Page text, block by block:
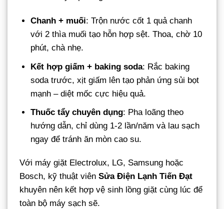
Chanh + muối: Trộn nước cốt 1 quả chanh
với 2 thìa muối tạo hỗn hợp sệt. Thoa, chờ 10
phút, chà nhẹ.
Kết hợp giấm + baking soda: Rắc baking
soda trước, xịt giấm lên tạo phản ứng sủi bọt
mạnh – diệt mốc cực hiệu quả.
Thuốc tẩy chuyên dụng: Pha loãng theo
hướng dẫn, chỉ dùng 1-2 lần/năm và lau sạch
ngay để tránh ăn mòn cao su.
Với máy giặt Electrolux, LG, Samsung hoặc
Bosch, kỹ thuật viên Sửa Điện Lạnh Tiến Đạt
khuyên nên kết hợp vệ sinh lồng giặt cùng lúc để
toàn bộ máy sạch sẽ.